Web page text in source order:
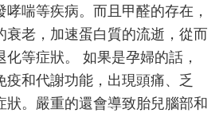
需
要
格
外
注
意
喘等疾病。而且甲醛的存在，
衰老，加速蛋白質的流逝，從而
等症狀。 如果是孕婦的話，
疫和代謝功能，出現頭痛、乏
狀。嚴重的還會導致胎兒腦部和